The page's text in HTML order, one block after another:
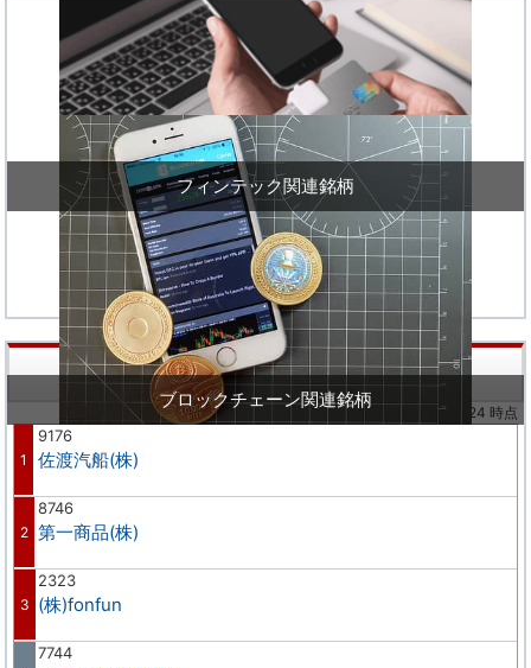
フィンテック関連銘柄
ブロックチェーン関連銘柄
株価値上り率ランキング
※02/24 時点
1
9176
佐渡汽船(株)
2
8746
第一商品(株)
3
2323
(株)fonfun
7744